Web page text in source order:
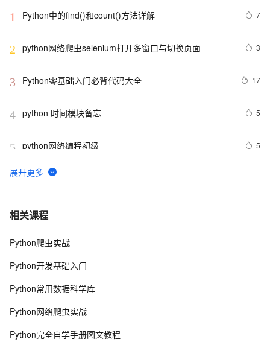
1 Python中的find()和count()方法详解 7
2 python网络爬虫selenium打开多窗口与切换页面 3
3 Python零基础入门必背代码大全 17
4 python 时间模块备忘 5
5 python网络编程初级 5
6 Python功能强大、灵活可扩展的Statsmodels库
7 python day Twelve
8 python join 和 split的常用使用方法
10python中使用and和or来实现其它语言中的?号表达式
相关课程
Python爬虫实战
Python开发基础入门
Python常用数据科学库
Python网络爬虫实战
Python完全自学手册图文教程